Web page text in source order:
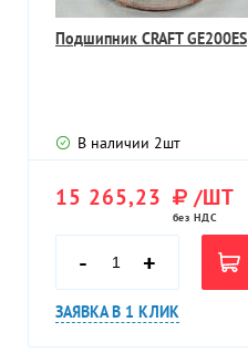
Подшипник CRAFT GE200ES
В наличии 2шт
15 265,23 /ШТ
без НДС
- +
ЗАЯВКА В 1 КЛИК